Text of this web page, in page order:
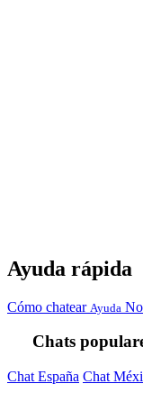
Ayuda rápida
Cómo chatear Ayuda
Chats
Chat España Chat